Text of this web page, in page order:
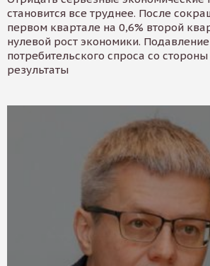
становится все труднее. После
первом квартале на 0,6% второй
нулевой рост экономики.
потребительского спроса со
результаты